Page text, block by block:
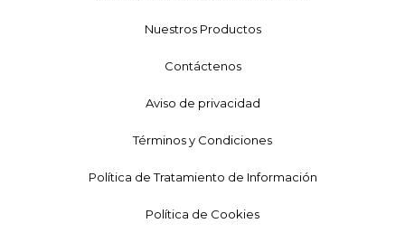
Nuestros Productos
Contáctenos
Aviso de privacidad
Términos y Condiciones
Política de Tratamiento de Información
Política de Cookies